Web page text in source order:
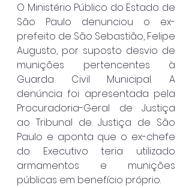
O Ministério Público do Estado de
São Paulo denunciou o ex-
prefeito de São Sebastião, Felipe
Augusto, por suposto desvio de
munições pertencentes à
Guarda Civil Municipal. A
denúncia foi apresentada pela
Procuradoria-Geral de Justiça
ao Tribunal de Justiça de São
Paulo e aponta que o ex-chefe
do Executivo teria utilizado
armamentos e munições
públicas em benefício próprio.